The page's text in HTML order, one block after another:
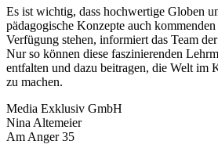
Es ist wichtig, dass hochwertige Globen
pädagogische Konzepte auch
Verfügung stehen, informiert das Team der
Nur so können diese faszinierenden
entfalten und dazu beitragen, die Welt im
zu machen.
Media Exklusiv GmbH
Nina Altemeier
Am Anger 35